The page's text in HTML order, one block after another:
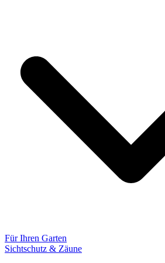
Für Ihren Garten
Sichtschutz & Zäune